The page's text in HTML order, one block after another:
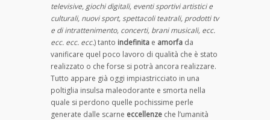
televisive, giochi digitali, eventi sportivi artistici e
culturali, nuovi sport, spettacoli teatrali, prodotti tv
e di intrattenimento, concerti, brani musicali, ecc.
ecc. ecc. ecc.) tanto indefinita e amorfa da
vanificare quel poco lavoro di qualità che è stato
realizzato o che forse si potrà ancora realizzare.
Tutto appare già oggi impiastricciato in una
poltiglia insulsa maleodorante e smorta nella
quale si perdono quelle pochissime perle
generate dalle scarne eccellenze che l’umanità